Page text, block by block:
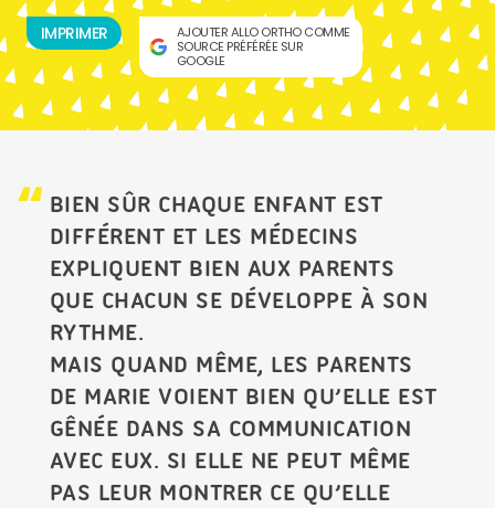
IMPRIMER
AJOUTER ALLO ORTHO COMME
SOURCE PRÉFÉRÉE SUR
GOOGLE
BIEN SÛR CHAQUE ENFANT EST
DIFFÉRENT ET LES MÉDECINS
EXPLIQUENT BIEN AUX PARENTS
QUE CHACUN SE DÉVELOPPE À SON
RYTHME.
MAIS QUAND MÊME, LES PARENTS
DE MARIE VOIENT BIEN QU’ELLE EST
GÊNÉE DANS SA COMMUNICATION
AVEC EUX. SI ELLE NE PEUT MÊME
PAS LEUR MONTRER CE QU’ELLE